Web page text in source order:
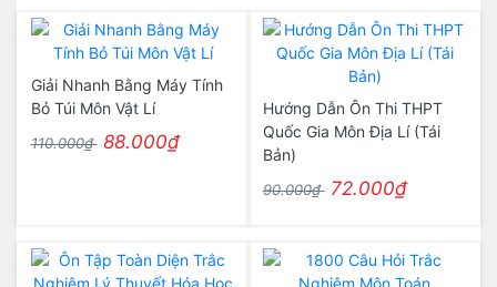
Giải Nhanh Bằng Máy Tính
Bỏ Túi Môn Vật Lí
110.000₫ 88.000₫
Hướng Dẫn Ôn Thi THPT
Quốc Gia Môn Địa Lí (Tái
Bản)
90.000₫ 72.000₫